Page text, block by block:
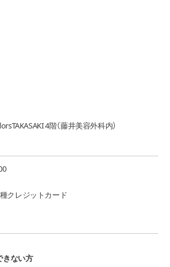
4階（藤井美容外科内）
クレジットカード
きない方